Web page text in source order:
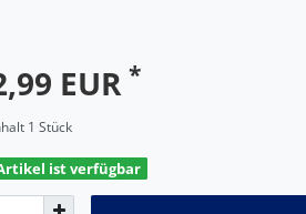
EUR *
1 Stück
ist verfügbar